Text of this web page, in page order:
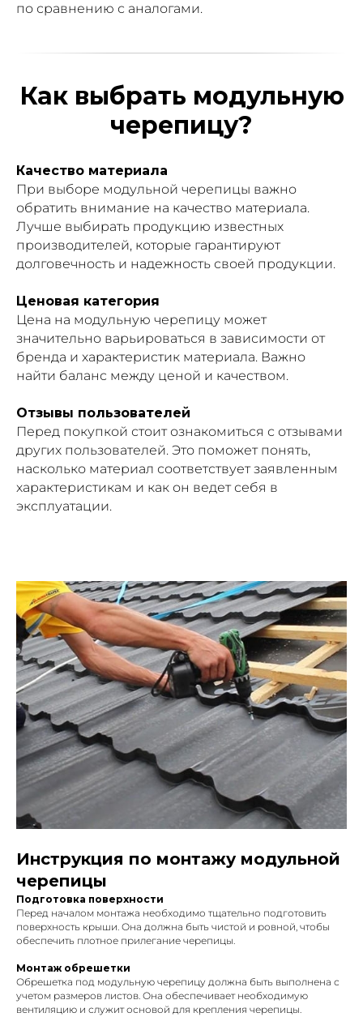
по сравнению с аналогами.
Как выбрать модульную
черепицу?
Качество материала
При выборе модульной черепицы важно
обратить внимание на качество материала.
Лучше выбирать продукцию известных
производителей, которые гарантируют
долговечность и надежность своей продукции.
Ценовая категория
Цена на модульную черепицу может
значительно варьироваться в зависимости от
бренда и характеристик материала. Важно
найти баланс между ценой и качеством.
Отзывы пользователей
Перед покупкой стоит ознакомиться с отзывами
других пользователей. Это поможет понять,
насколько материал соответствует заявленным
характеристикам и как он ведет себя в
эксплуатации.
Инструкция по монтажу модульной
черепицы
Подготовка поверхности
Перед началом монтажа необходимо тщательно подготовить
поверхность крыши. Она должна быть чистой и ровной, чтобы
обеспечить плотное прилегание черепицы.
Монтаж обрешетки
Обрешетка под модульную черепицу должна быть выполнена с
учетом размеров листов. Она обеспечивает необходимую
вентиляцию и служит основой для крепления черепицы.